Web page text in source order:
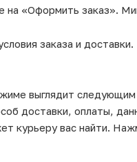
«Оформить заказ».
заказа и
выглядит
доставки, оплаты,
курьеру вас найти.